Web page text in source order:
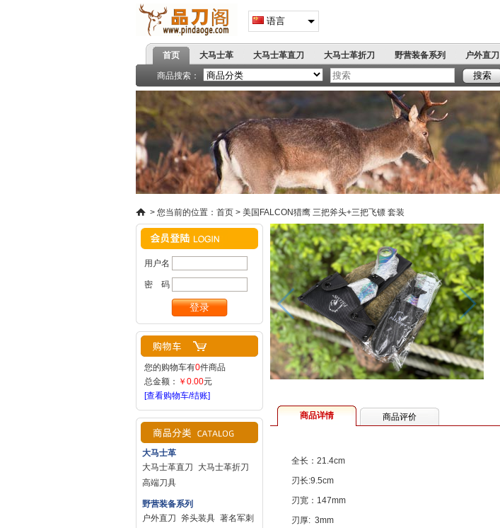
语言
首页 大马士革 大马士革直刀
大马士革折刀
高端刀具
野营装备系列 户外直刀
多功能铲
精品小刀系列
战术折刀 蝴蝶甩刀
弹簧跳刀
飞镖拳套
爪刀手刺
户外手工精品系列
手工锻打刀具
商品搜索： 搜索
> 您当前的位置： 首页 > 美国FALCON猎鹰 三把斧头+三把飞镖 套装
用户名
密 码
您的购物车有0件商品
总金额： ￥0.00元
[查看购物车/结账]
大马士革
大马士革直刀
大马士革折刀
高端刀具
野营装备系列
户外直刀 斧头装具 著名军刺
商品详情 商品评价
全长：21.4cm
刃长:9.5cm
刃宽：147mm
刃厚: 3mm